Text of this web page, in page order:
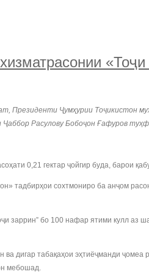
«Тоҷи
Президенти Ҷумҳурии Тоҷикистон
Расулову Бобоҷон Ғафуров
0,21 гектар ҷойгир буда, барои
тадбирҳои сохтмониро ба анҷом
заррин” бо 100 нафар ятими кулл аз
табақаҳои эҳтиёҷманди ҷомеа
мебошад.